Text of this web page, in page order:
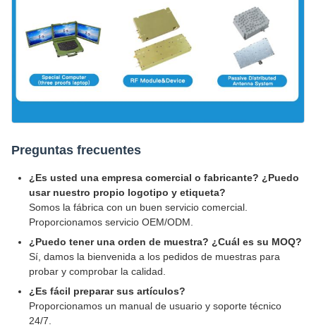
Preguntas frecuentes
¿Es usted una empresa comercial o fabricante? ¿Puedo
usar nuestro propio logotipo y etiqueta?
Somos la fábrica con un buen servicio comercial.
Proporcionamos servicio OEM/ODM.
¿Puedo tener una orden de muestra? ¿Cuál es su MOQ?
Sí, damos la bienvenida a los pedidos de muestras para
probar y comprobar la calidad.
¿Es fácil preparar sus artículos?
Proporcionamos un manual de usuario y soporte técnico
24/7.